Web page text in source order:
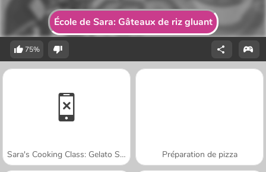
École de Sara: Gâteaux de riz gluant
75%
Sara's Cooking Class: Gelato Sundae Préparation de pizza